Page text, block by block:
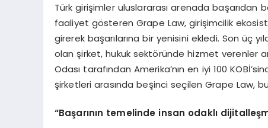
Türk girişimler uluslararası arenada başarıdan
faaliyet gösteren Grape Law, girişimcilik
girerek başarılarına bir yenisini ekledi. Son üç
olan şirket, hukuk sektöründe hizmet verenler
Odası tarafından Amerika’nın en iyi 100
şirketleri arasında beşinci seçilen Grape Law,
“Başarının temelinde insan odaklı dijitalleş